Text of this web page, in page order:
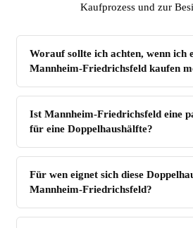
Kaufprozess und zur
Worauf sollte ich achten, wenn ich
Mannheim-Friedrichsfeld kaufen
Ist Mannheim-Friedrichsfeld eine
für eine Doppelhaushälfte?
Für wen eignet sich diese
Mannheim-Friedrichsfeld?